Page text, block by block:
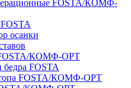
FOSTA/КОМФ-
осанки
КОМФ-ОРТ
бедра FOSTA
FOSTA/КОМФ-ОРТ